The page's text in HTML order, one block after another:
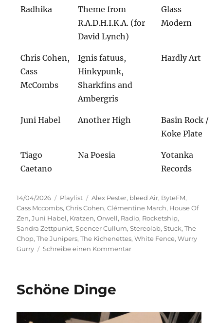
Radhika
Theme from
R.A.D.H.I.K.A. (for
David Lynch)
Glass
Modern
Chris Cohen,
Cass
McCombs
Ignis fatuus,
Hinkypunk,
Sharkfins and
Ambergris
Hardly Art
Juni Habel Another High
Basin Rock /
Koke Plate
Tiago
Caetano
Na Poesia
Yotanka
Records
Veröffentlicht
am
14/04/2026 Kategorien
Playlist Schlagwörter
Alex Pester, bleed Air, ByteFM,
Cass Mccombs,Chris Cohen,Clémentine March, House Of
Zen,Juni Habel, Kratzen,Orwell, Radio, Rocketship,
Sandra Zettpunkt,Spencer Cullum,Stereolab,Stuck,The
Chop,The Junipers,The Kichenettes,White Fence,Wurry
Gurry
Schreibe einen Kommentarzu
Schöne Dinge